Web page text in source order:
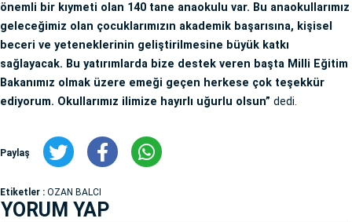
önemli bir kıymeti olan 140 tane anaokulu var. Bu anaokullarımız
geleceğimiz olan çocuklarımızın akademik başarısına, kişisel
beceri ve yeteneklerinin geliştirilmesine büyük katkı
sağlayacak. Bu yatırımlarda bize destek veren başta Milli Eğitim
Bakanımız olmak üzere emeği geçen herkese çok teşekkür
ediyorum. Okullarımız ilimize hayırlı uğurlu olsun” dedi.
Paylaş
Etiketler : OZAN BALCI
YORUM YAP